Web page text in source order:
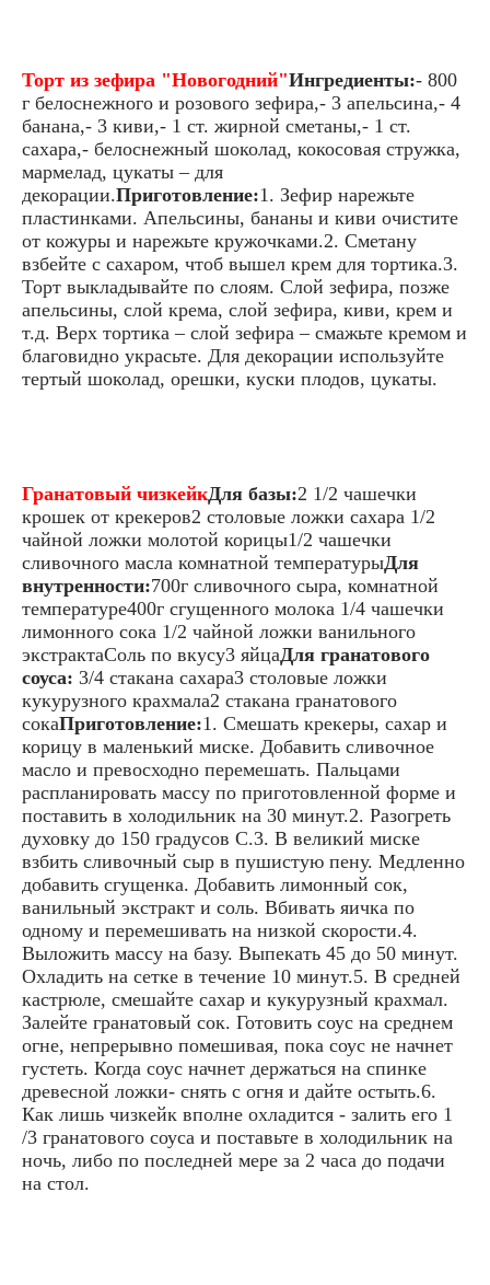
Торт из зефира "Новогодний"Ингредиенты:- 800
г белоснежного и розового зефира,- 3 апельсина,- 4
банана,- 3 киви,- 1 ст. жирной сметаны,- 1 ст.
сахара,- белоснежный шоколад, кокосовая стружка,
мармелад, цукаты – для
декорации.Приготовление:1. Зефир нарежьте
пластинками. Апельсины, бананы и киви очистите
от кожуры и нарежьте кружочками.2. Сметану
взбейте с сахаром, чтоб вышел крем для тортика.3.
Торт выкладывайте по слоям. Слой зефира, позже
апельсины, слой крема, слой зефира, киви, крем и
т.д. Верх тортика – слой зефира – смажьте кремом и
благовидно украсьте. Для декорации используйте
тертый шоколад, орешки, куски плодов, цукаты.
Гранатовый чизкейкДля базы:2 1/2 чашечки
крошек от крекеров2 столовые ложки сахара 1/2
чайной ложки молотой корицы1/2 чашечки
сливочного масла комнатной температурыДля
внутренности:700г сливочного сыра, комнатной
температуре400г сгущенного молока 1/4 чашечки
лимонного сока 1/2 чайной ложки ванильного
экстрактаСоль по вкусу3 яйцаДля гранатового
соуса: 3/4 стакана сахара3 столовые ложки
кукурузного крахмала2 стакана гранатового
сокаПриготовление:1. Смешать крекеры, сахар и
корицу в маленький миске. Добавить сливочное
масло и превосходно перемешать. Пальцами
распланировать массу по приготовленной форме и
поставить в холодильник на 30 минут.2. Разогреть
духовку до 150 градусов С.3. В великий миске
взбить сливочный сыр в пушистую пену. Медленно
добавить сгущенка. Добавить лимонный сок,
ванильный экстракт и соль. Вбивать яичка по
одному и перемешивать на низкой скорости.4.
Выложить массу на базу. Выпекать 45 до 50 минут.
Охладить на сетке в течение 10 минут.5. В средней
кастрюле, смешайте сахар и кукурузный крахмал.
Залейте гранатовый сок. Готовить соус на среднем
огне, непрерывно помешивая, пока соус не начнет
густеть. Когда соус начнет держаться на спинке
древесной ложки- снять с огня и дайте остыть.6.
Как лишь чизкейк вполне охладится - залить его 1
/3 гранатового соуса и поставьте в холодильник на
ночь, либо по последней мере за 2 часа до подачи
на стол.